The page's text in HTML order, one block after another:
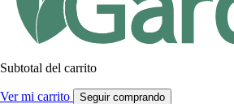
Subtotal del carrito
Ver mi carrito Seguir comprando